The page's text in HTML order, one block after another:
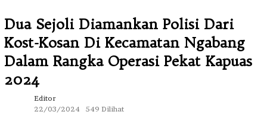
Dua Sejoli Diamankan Polisi Dari
Kost-Kosan Di Kecamatan Ngabang
Dalam Rangka Operasi Pekat Kapuas
2024
Editor
22/03/2024
549 Dilihat